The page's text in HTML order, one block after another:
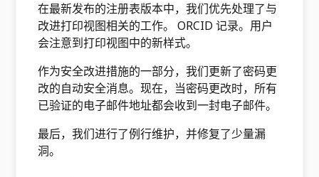
在最新发布的注册表版本中，我们优先处理了与
改进打印视图相关的工作。 ORCID 记录。用户
会注意到打印视图中的新样式。
作为安全改进措施的一部分，我们更新了密码更
改的自动安全消息。现在，当密码更改时，所有
已验证的电子邮件地址都会收到一封电子邮件。
最后，我们进行了例行维护，并修复了少量漏
洞。